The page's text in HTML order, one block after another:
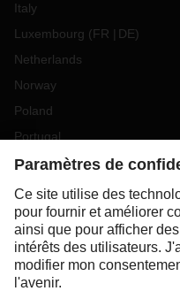
Italy
Luxembourg (FR DE)
Netherlands
Norway
Poland
Portugal
Romania
Slovakia
Spain
Sweden
Switzerland(DE FR)